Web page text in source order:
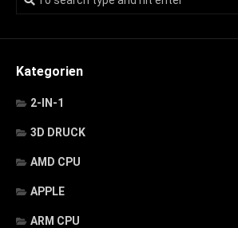
Kategorien
2-IN-1
3D DRUCK
AMD CPU
APPLE
ARM CPU